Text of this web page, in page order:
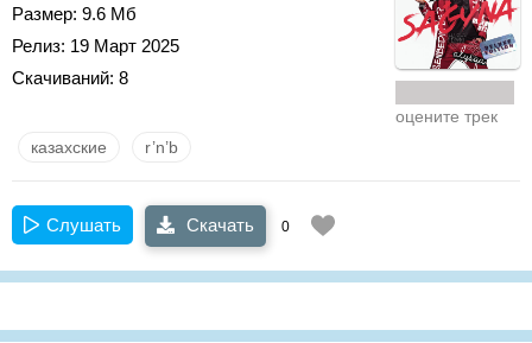
Размер: 9.6 Мб
Релиз: 19 Март 2025
Скачиваний: 8
оцените трек
казахские r’n’b
Слушать Скачать 0